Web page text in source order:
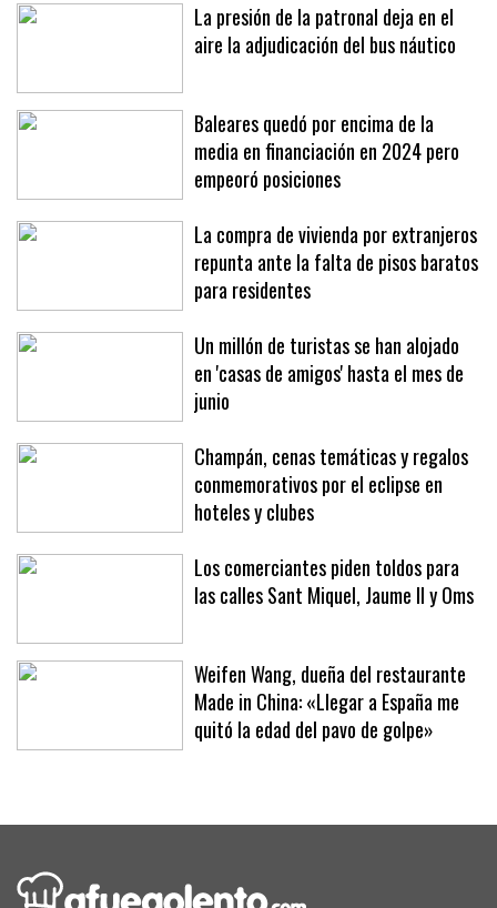
La presión de la patronal deja en el
aire la adjudicación del bus náutico
Baleares quedó por encima de la
media en financiación en 2024 pero
empeoró posiciones
La compra de vivienda por extranjeros
repunta ante la falta de pisos baratos
para residentes
Un millón de turistas se han alojado
en 'casas de amigos' hasta el mes de
junio
Champán, cenas temáticas y regalos
conmemorativos por el eclipse en
hoteles y clubes
Los comerciantes piden toldos para
las calles Sant Miquel, Jaume II y Oms
Weifen Wang, dueña del restaurante
Made in China: «Llegar a España me
quitó la edad del pavo de golpe»